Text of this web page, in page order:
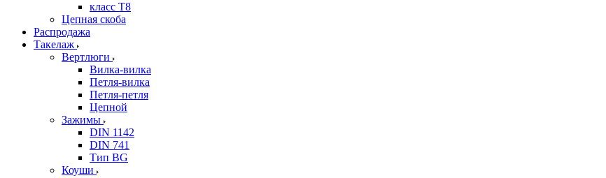
класс Т8
Цепная скоба
Распродажа
Такелаж
Вертлюги
Вилка-вилка
Петля-вилка
Петля-петля
Цепной
Зажимы
DIN 1142
DIN 741
Тип BG
Коуши